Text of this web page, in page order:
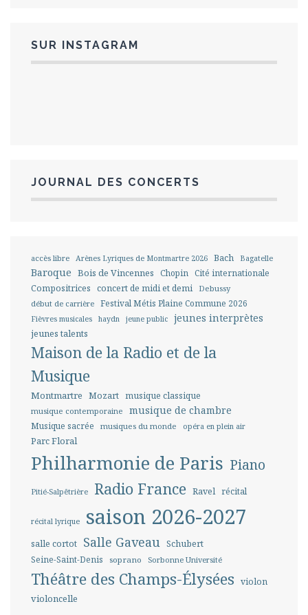
SUR INSTAGRAM
JOURNAL DES CONCERTS
accès libre Arènes Lyriques de Montmartre 2026 Bach Bagatelle
Baroque Bois de Vincennes Chopin Cité internationale
Compositrices concert de midi et demi
Debussy
début de carrière Festival Métis Plaine Commune 2026
Fièvres musicales haydn jeune public jeunes interprètes
jeunes talents
Maison de la Radio et de la
Musique
Montmartre Mozart musique classique
musique contemporaine musique de chambre
Musique sacrée musiques du monde opéra en plein air
Parc Floral
Philharmonie de Paris Piano
Pitié-Salpêtrière Radio France Ravel récital
récital lyrique saison 2026-2027
salle cortot Salle Gaveau Schubert
Seine-Saint-Denis soprano Sorbonne Université
Théâtre des Champs-Élysées violon
violoncelle